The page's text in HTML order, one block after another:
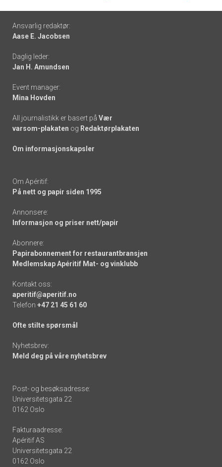
Footer
-
links
Ansvarlig redaktør:
Aase E. Jacobsen
Daglig leder:
Jan H. Amundsen
Event manager:
Mina Hovden
All journalistikk er basert på Vær
varsom-plakaten og Redaktørplakaten
Om informasjonskapsler
Om Apéritif:
På nett og papir siden 1995
Annonsere:
Informasjon og priser nett/papir
Abonnere:
Papirabonnement for restaurantbransjen
Medlemskap Apéritif Mat- og vinklubb
Kontakt oss:
aperitif@aperitif.no
Telefon +47 21 45 61 60
Ofte stilte spørsmål
Nyhetsbrev:
Meld deg på våre nyhetsbrev
Post- og besøksadresse:
Universitetsgata 22
0162 Oslo
Fakturaadresse:
Apéritif AS
Universitetsgata 22
0162 Oslo